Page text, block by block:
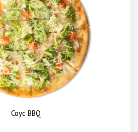
Соус BBQ